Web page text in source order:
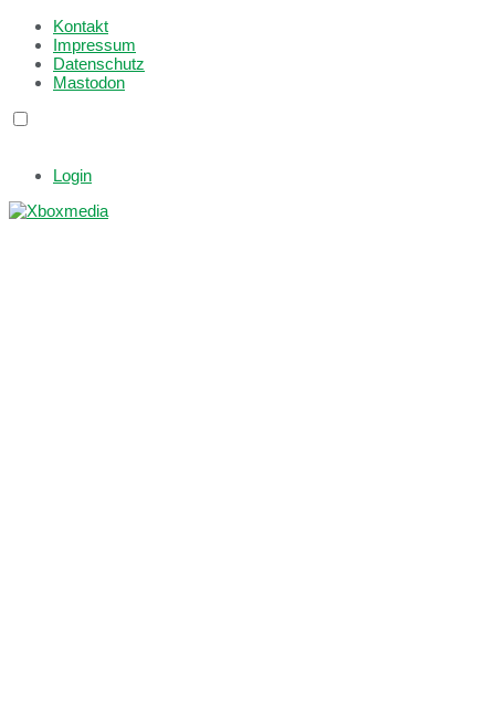
Kontakt
Impressum
Datenschutz
Mastodon
Login